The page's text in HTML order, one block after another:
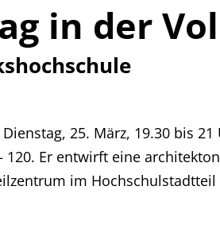
in der
25. März, 19.30 bis
Er entwirft eine
im